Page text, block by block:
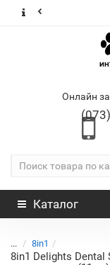
Онлайн
(073)
Каталог
... 8in1
8in1 Delights Dental